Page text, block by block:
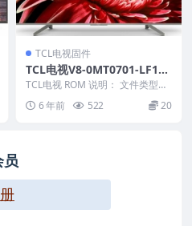
TCL电视固件
TCL电视V8-0MT0701-LF1V0
24版本强刷电视固件包下载
TCL电视 ROM 说明： 文件类型：
pkg 适用机芯：MT07 适用机型：
A8...6 年前 522 20
员